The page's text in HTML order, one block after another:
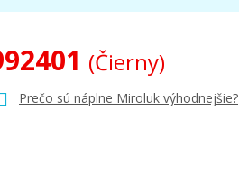
(Čierny)
Prečo sú náplne Miroluk výhodnejšie?